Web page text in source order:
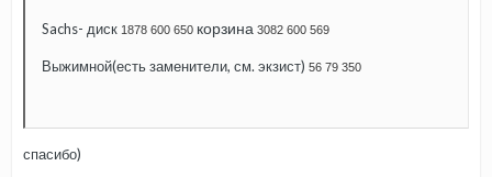
Sachs- диск 1878 600 650 корзина 3082 600 569
Выжимной(есть заменители, см. экзист) 56 79 350
спасибо)